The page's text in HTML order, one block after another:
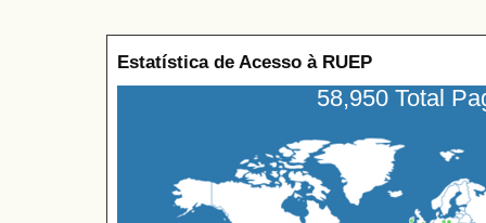
Estatística de Acesso à RUEP
58,950 Total